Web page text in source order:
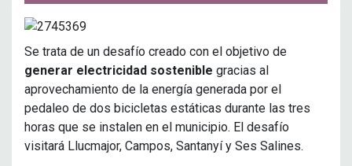
Se trata de un desafío creado con el objetivo de
generar electricidad sostenible gracias al
aprovechamiento de la energía generada por el
pedaleo de dos bicicletas estáticas durante las tres
horas que se instalen en el municipio. El desafío
visitará Llucmajor, Campos, Santanyí y Ses Salines.